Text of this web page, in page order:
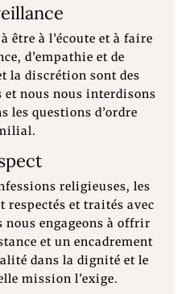
être à l’écoute et à faire
d’empathie et de
la discrétion sont des
et nous nous interdisons
les questions d’ordre
religieuses, les
respectés et traités avec
nous engageons à offrir
et un encadrement
dans la dignité et le
mission l’exige.